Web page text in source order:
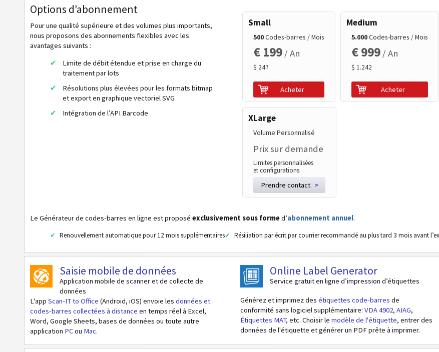
Codes de santé
Code32
HIBC LIC 128
HIBC LIC 39
HIBC LIC Aztec
HIBC PAS 39
HIBC PAS Aztec
HIBC PAS Codablock-F
HIBC PAS Data Matrix
HIBC PAS Micro PDF417
HIBC PAS PDF417
HIBC PAS QR-Code
NTIN (Data Matrix)
Options d’abonnement
Pour une qualité supérieure et des volumes plus importants,
nous proposons des abonnements flexibles avec les
avantages suivants :
Limite de débit étendue et prise en charge du
traitement par lots
Résolutions plus élevées pour les formats bitmap
et export en graphique vectoriel SVG
Intégration de l’API Barcode
Small
500Codes-barres / Mois
€ 199 / An
$ 247
Acheter
Medium
5.000Codes-barres / Mois
€ 999 / An
$ 1.242
Acheter
XLarge
Volume Personnalisé
Prix sur demande
Limites personnalisées
et configurations
Prendre contact >
Le Générateur de codes-barres en ligne est proposé exclusivement sous formed’abonnement annuel.
Renouvellement automatique pour 12 mois supplémentaires Résiliation par écrit par courrier recommandé au plus tard 3 mois avant
Saisie mobile de données
Application mobile de scanner et de collecte de
données
L'app Scan-IT to Office (Android, iOS) envoie les données et
codes-barres collectées à distance en temps réel à Excel,
Word, Google Sheets, bases de données ou toute autre
application PCou Mac.
Online Label Generator
Service gratuit en ligne d’impression d’étiquettes
Générez et imprimez des étiquettes code-barres de
conformité sans logiciel supplémentaire: VDA 4902, AIAG,
Étiquettes MAT, etc. Choisir le modèle de l'étiquette, entrer des
données de l'étiquette et générer un PDF prête à imprimer.